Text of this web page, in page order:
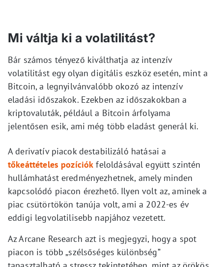
Mi váltja ki a volatilitást?
Bár számos tényező kiválthatja az intenzív
volatilitást egy olyan digitális eszköz esetén, mint a
Bitcoin, a legnyilvánvalóbb okozó az intenzív
eladási időszakok. Ezekben az időszakokban a
kriptovaluták, például a Bitcoin árfolyama
jelentősen esik, ami még több eladást generál ki.
A derivatív piacok destabilizáló hatásai a
tőkeáttételes pozíciók feloldásával együtt szintén
hullámhatást eredményezhetnek, amely minden
kapcsolódó piacon érezhető. Ilyen volt az, aminek a
piac csütörtökön tanúja volt, ami a 2022-es év
eddigi legvolatilisebb napjához vezetett.
Az Arcane Research azt is megjegyzi, hogy a spot
piacon is több „szélsőséges különbség”